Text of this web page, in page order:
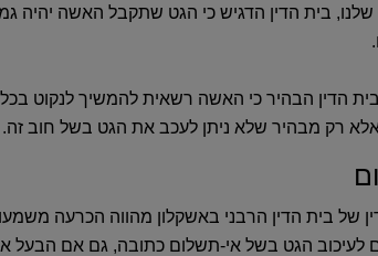
בית הדין הדגיש כי הגט שתקבל האשה יהיה
הדין הבהיר כי האשה רשאית להמשיך לנקוט
רק מבהיר שלא ניתן לעכב את הגט בשל חוב זה‏.‏
של בית הדין הרבני באשקלון מהווה הכרעה
לעיכוב הגט בשל אי-תשלום כתובה‏,‏ גם אם הבעל